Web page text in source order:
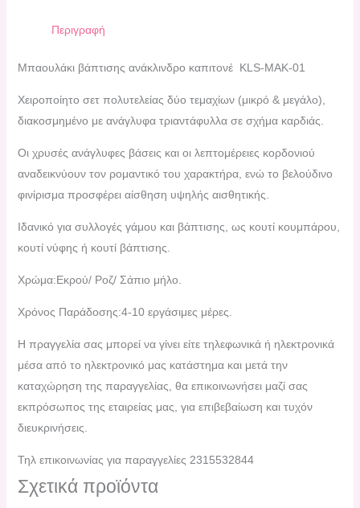
Περιγραφή
Μπαουλάκι βάπτισης ανάκλινδρο καπιτονέ KLS-MAK-01
Χειροποίητο σετ πολυτελείας δύο τεμαχίων (μικρό & μεγάλο),
διακοσμημένο με ανάγλυφα τριαντάφυλλα σε σχήμα καρδιάς.
Οι χρυσές ανάγλυφες βάσεις και οι λεπτομέρειες κορδονιού
αναδεικνύουν τον ρομαντικό του χαρακτήρα, ενώ το βελούδινο
φινίρισμα προσφέρει αίσθηση υψηλής αισθητικής.
Ιδανικό για συλλογές γάμου και βάπτισης, ως κουτί κουμπάρου,
κουτί νύφης ή κουτί βάπτισης.
Χρώμα:Εκρού/ Ροζ/ Σάπιο μήλο.
Χρόνος Παράδοσης:4-10 εργάσιμες μέρες.
H πραγγελία σας μπορεί να γίνει είτε τηλεφωνικά ή ηλεκτρονικά
μέσα από το ηλεκτρονικό μας κατάστημα και μετά την
καταχώρηση της παραγγελίας, θα επικοινωνήσει μαζί σας
εκπρόσωπος της εταιρείας μας, για επιβεβαίωση και τυχόν
διευκρινήσεις.
Τηλ επικοινωνίας για παραγγελίες 2315532844
Σχετικά προϊόντα